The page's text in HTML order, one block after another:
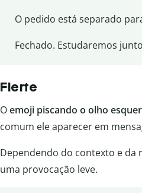
O pedido está separado
Fechado. Estudaremos
Flerte
Oemoji piscando o olho
comum ele aparecer em
Dependendo do contexto e da
uma provocação leve.